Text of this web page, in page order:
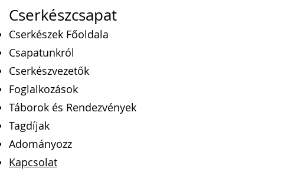
Cserkészcsapat
Cserkészek Főoldala
Csapatunkról
Cserkészvezetők
Foglalkozások
Táborok és Rendezvények
Tagdíjak
Adományozz
Kapcsolat